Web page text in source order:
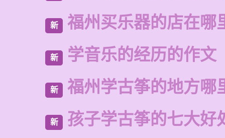
新 福州买乐器的店在哪
新 学音乐的经历的作文
新 福州学古筝的地方哪
新 孩子学古筝的七大好